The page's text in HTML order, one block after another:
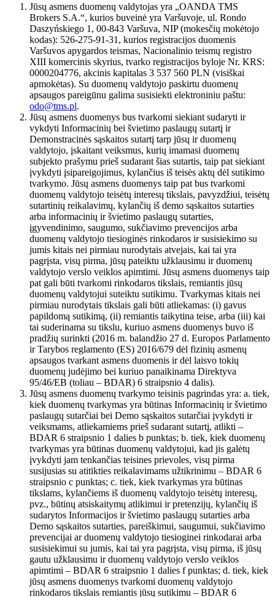
Jūsų asmens duomenų valdytojas yra „OANDA TMS
Brokers S.A.“, kurios buveinė yra Varšuvoje, ul. Rondo
Daszyńskiego 1, 00-843 Varšuva, NIP (mokesčių mokėtojo
kodas): 526-275-91-31, kurios registracijos duomenis
Varšuvos apygardos teismas, Nacionalinio teismų registro
XIII komercinis skyrius, tvarko registracijos byloje Nr. KRS:
0000204776, akcinis kapitalas 3 537 560 PLN (visiškai
apmokėtas). Su duomenų valdytojo paskirtu duomenų
apsaugos pareigūnu galima susisiekti elektroniniu paštu:
odo@tms.pl.
Jūsų asmens duomenys bus tvarkomi siekiant sudaryti ir
vykdyti Informacinių bei švietimo paslaugų sutartį ir
Demonstracinės sąskaitos sutartį tarp jūsų ir duomenų
valdytojo, įskaitant veiksmus, kurių imamasi duomenų
subjekto prašymu prieš sudarant šias sutartis, taip pat siekiant
įvykdyti įsipareigojimus, kylančius iš teisės aktų dėl sutikimo
tvarkymo. Jūsų asmens duomenys taip pat bus tvarkomi
duomenų valdytojo teisėtų interesų tikslais, pavyzdžiui, teisėtų
sutartinių reikalavimų, kylančių iš demo sąskaitos sutarties
arba informacinių ir švietimo paslaugų sutarties,
įgyvendinimo, saugumo, sukčiavimo prevencijos arba
duomenų valdytojo tiesioginės rinkodaros ir susisiekimo su
jumis kitais nei pirmiau nurodytais atvejais, kai tai yra
pagrįsta, visų pirma, jūsų pateiktu užklausimu ir duomenų
valdytojo verslo veiklos apimtimi. Jūsų asmens duomenys taip
pat gali būti tvarkomi rinkodaros tikslais, remiantis jūsų
duomenų valdytojui suteiktu sutikimu. Tvarkymas kitais nei
pirmiau nurodytais tikslais gali būti atliekamas: (i) gavus
papildomą sutikimą, (ii) remiantis taikytina teise, arba (iii) kai
tai suderinama su tikslu, kuriuo asmens duomenys buvo iš
pradžių surinkti (2016 m. balandžio 27 d. Europos Parlamento
ir Tarybos reglamento (ES) 2016/679 dėl fizinių asmenų
apsaugos tvarkant asmens duomenis ir dėl laisvo tokių
duomenų judėjimo bei kuriuo panaikinama Direktyva
95/46/EB (toliau – BDAR) 6 straipsnio 4 dalis).
Jūsų asmens duomenų tvarkymo teisinis pagrindas yra: a. tiek,
kiek duomenų tvarkymas yra būtinas Informacinių ir švietimo
paslaugų sutarčiai bei Demo sąskaitos sutarčiai įvykdyti ir
veiksmams, atliekamiems prieš sudarant sutartį, atlikti –
BDAR 6 straipsnio 1 dalies b punktas; b. tiek, kiek duomenų
tvarkymas yra būtinas duomenų valdytojui, kad jis galėtų
įvykdyti jam tenkančias teisines prievoles, visų pirma
susijusias su atitikties reikalavimams užtikrinimu – BDAR 6
straipsnio c punktas; c. tiek, kiek tvarkymas yra būtinas
tikslams, kylančiems iš duomenų valdytojo teisėtų interesų,
pvz., būtinų atsiskaitymų atlikimui ir pretenzijų, kylančių iš
sudarytos Informacijos ir švietimo paslaugų sutarties arba
Demo sąskaitos sutarties, pareiškimui, saugumui, sukčiavimo
prevencijai ar duomenų valdytojo tiesioginei rinkodarai arba
susisiekimui su jumis, kai tai yra pagrįsta, visų pirma, iš jūsų
gautu užklausimu ir duomenų valdytojo verslo veiklos
apimtimi – BDAR 6 straipsnio 1 dalies f punktas; d. tiek, kiek
jūsų asmens duomenys tvarkomi duomenų valdytojo
rinkodaros tikslais remiantis jūsų sutikimu – BDAR 6